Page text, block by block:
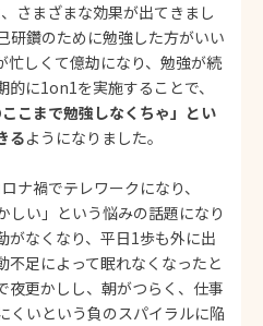
さまざまな効果が出てきまし
研鑽のために勉強した方がいい
忙しくて億劫になり、勉強が続
に1on1を実施することで、
こまで勉強しなくちゃ」とい
るようになりました。
ナ禍でテレワークになり、
しい」という悩みの話題になり
がなくなり、平日1歩も外に出
不足によって眠れなくなったと
夜更かしし、朝がつらく、仕事
くいという負のスパイラルに陥